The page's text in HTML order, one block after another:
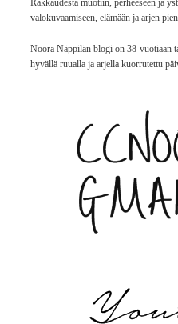
Rakkaudesta muotiin, perheeseen ja
valokuvaamiseen, elämään ja arjen
Noora Näppilän blogi on 38-vuotiaan
hyvällä ruualla ja arjella kuorrutettu